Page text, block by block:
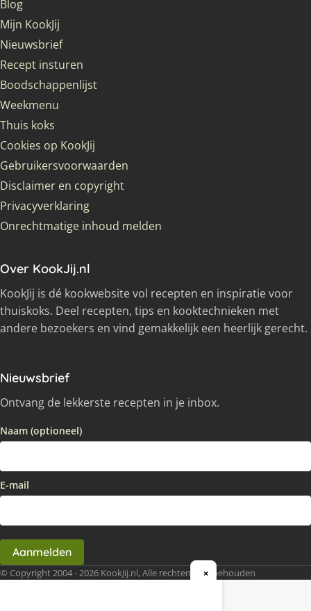
Blog
Mijn KookJij
Nieuwsbrief
Recept insturen
Boodschappenlijst
Weekmenu
Thuis koks
Cookies op KookJij
Gebruikersvoorwaarden
Disclaimer en copyright
Privacyverklaring
Onrechtmatige inhoud melden
Over KookJij.nl
KookJij is dé kookwebsite vol recepten en inspiratie voor
thuiskoks. Deel recepten, tips en kooktechnieken met
andere bezoekers en vind gemakkelijk een heerlijk gerecht.
Nieuwsbrief
Ontvang de lekkerste recepten in je inbox.
Naam (optioneel)
E-mail
Aanmelden
© Copyright 2004 - 2026 KookJij.nl, Alle rechten voorbehouden
×